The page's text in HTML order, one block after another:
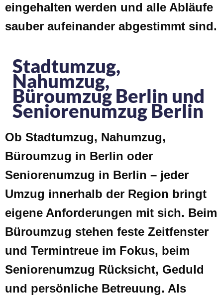
eingehalten werden und alle Abläufe
sauber aufeinander abgestimmt sind.
Stadtumzug,
Nahumzug,
Büroumzug Berlin und
Seniorenumzug Berlin
Ob Stadtumzug, Nahumzug,
Büroumzug in Berlin oder
Seniorenumzug in Berlin – jeder
Umzug innerhalb der Region bringt
eigene Anforderungen mit sich. Beim
Büroumzug stehen feste Zeitfenster
und Termintreue im Fokus, beim
Seniorenumzug Rücksicht, Geduld
und persönliche Betreuung. Als